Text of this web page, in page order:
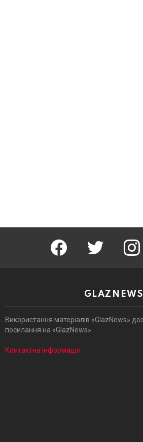
facebook twitter
GLAZNEWS
Використання матеріалів «GlazNews»
посилання на «GlazNews».
Контактна інформація